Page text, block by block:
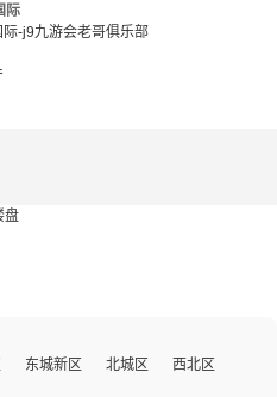
际
际-j9九游会老哥俱乐部
盘
东城新区 北城区 西北区